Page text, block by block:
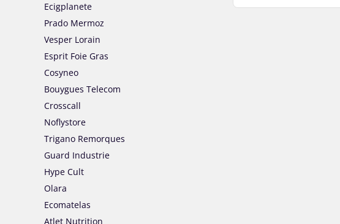
Ecigplanete
Prado Mermoz
Vesper Lorain
Esprit Foie Gras
Cosyneo
Bouygues Telecom
Crosscall
Noflystore
Trigano Remorques
Guard Industrie
Hype Cult
Olara
Ecomatelas
Atlet Nutrition